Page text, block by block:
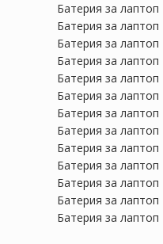
Батерия за лаптоп
Батерия за лаптоп
Батерия за лаптоп
Батерия за лаптоп
Батерия за лаптоп
Батерия за лаптоп
Батерия за лаптоп
Батерия за лаптоп
Батерия за лаптоп
Батерия за лаптоп
Батерия за лаптоп
Батерия за лаптоп
Батерия за лаптоп